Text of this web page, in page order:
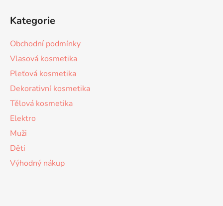
Kategorie
Obchodní podmínky
Vlasová kosmetika
Pleťová kosmetika
Dekorativní kosmetika
Tělová kosmetika
Elektro
Muži
Děti
Výhodný nákup